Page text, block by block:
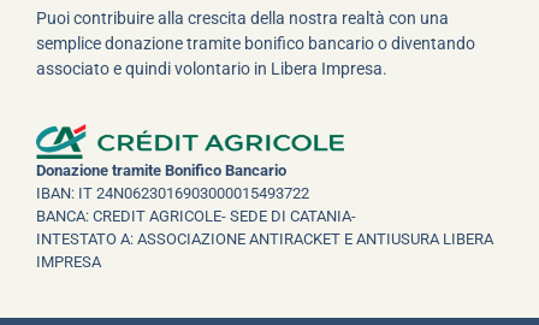
Puoi contribuire alla crescita della nostra realtà con una
semplice donazione tramite bonifico bancario o diventando
associato e quindi volontario in Libera Impresa.
Donazione tramite Bonifico Bancario
IBAN: IT 24N0623016903000015493722
BANCA: CREDIT AGRICOLE- SEDE DI CATANIA-
INTESTATO A: ASSOCIAZIONE ANTIRACKET E ANTIUSURA LIBERA
IMPRESA